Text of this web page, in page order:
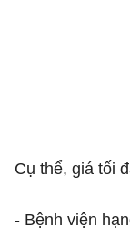
Cụ thể, giá tối
- Bệnh viện